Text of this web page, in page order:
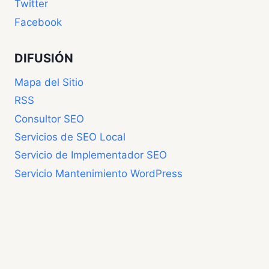
Twitter
Facebook
DIFUSIÓN
Mapa del Sitio
RSS
Consultor SEO
Servicios de SEO Local
Servicio de Implementador SEO
Servicio Mantenimiento WordPress